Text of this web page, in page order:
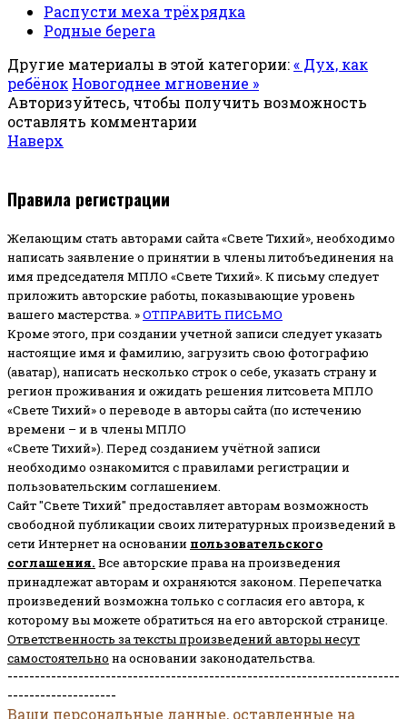
Распусти меха трёхрядка
Родные берега
Другие материалы в этой категории:« Дух, как
ребёнок Новогоднее мгновение »
Авторизуйтесь, чтобы получить возможность
оставлять комментарии
Наверх
Правила регистрации
Желающим стать авторами сайта «Свете Тихий», необходимо
написать заявление о принятии в члены литобъединения на
имя председателя МПЛО «Свете Тихий». К письму следует
приложить авторские работы, показывающие уровень
вашего мастерства. »ОТПРАВИТЬ ПИСЬМО
Кроме этого, при создании учетной записи следует указать
настоящие имя и фамилию, загрузить свою фотографию
(аватар), написать несколько строк о себе, указать страну и
регион проживания и ожидать решения литсовета МПЛО
«Свете Тихий» о переводе в авторы сайта (по истечению
времени – и в члены МПЛО
«Свете Тихий»). Перед созданием учётной записи
необходимо ознакомится с правилами регистрации и
пользовательским соглашением.
Сайт "Свете Тихий" предоставляет авторам возможность
свободной публикации своих литературных произведений в
сети Интернет на основании пользовательского
соглашения. Все авторские права на произведения
принадлежат авторам и охраняются законом. Перепечатка
произведений возможна только с согласия его автора, к
которому вы можете обратиться на его авторской странице.
Ответственность за тексты произведений авторы несут
самостоятельно на основании законодательства.
------------------------------------------------------------------------
--------------------
Ваши персональные данные, оставленные на